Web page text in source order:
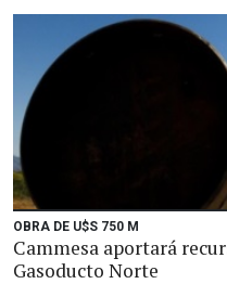
OBRA DE U$S 750 M
Cammesa aportará
Gasoducto Norte